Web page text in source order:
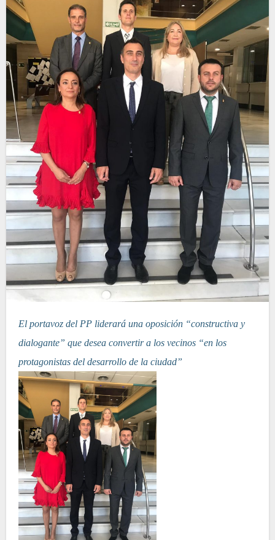
El portavoz del PP liderará una oposición “constructiva y
dialogante” que desea convertir a los vecinos “en los
protagonistas del desarrollo de la ciudad”